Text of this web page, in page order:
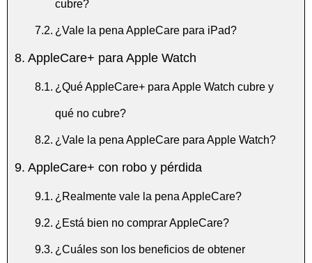
cubre?
¿Vale la pena AppleCare para iPad?
AppleCare+ para Apple Watch
¿Qué AppleCare+ para Apple Watch cubre y
qué no cubre?
¿Vale la pena AppleCare para Apple Watch?
AppleCare+ con robo y pérdida
¿Realmente vale la pena AppleCare?
¿Está bien no comprar AppleCare?
¿Cuáles son los beneficios de obtener